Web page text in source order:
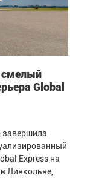
смелый
Global
завершила
Express на
Линкольне,